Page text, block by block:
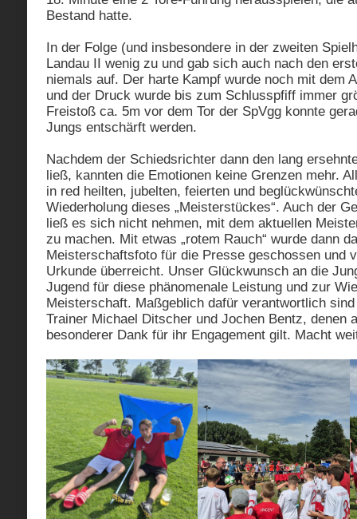
Bestand hatte.
In der Folge (und insbesondere in der zweiten
Landau II wenig zu und gab sich auch nach den
niemals auf. Der harte Kampf wurde noch mit dem
und der Druck wurde bis zum Schlusspfiff immer
Freistoß ca. 5m vor dem Tor der SpVgg konnte
Jungs entschärft werden.
Nachdem der Schiedsrichter dann den lang
ließ, kannten die Emotionen keine Grenzen mehr.
in red heilten, jubelten, feierten und
Wiederholung dieses „Meisterstückes“. Auch der
ließ es sich nicht nehmen, mit dem aktuellen
zu machen. Mit etwas „rotem Rauch“ wurde dann
Meisterschaftsfoto für die Presse geschossen und
Urkunde überreicht. Unser Glückwunsch an die
Jugend für diese phänomenale Leistung und zur
Meisterschaft. Maßgeblich dafür verantwortlich
Trainer Michael Ditscher und Jochen Bentz, denen
besonderer Dank für ihr Engagement gilt. Macht